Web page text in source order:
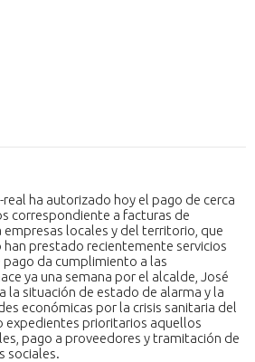
ha autorizado hoy el pago de cerca
correspondiente a facturas de
locales y del territorio, que
prestado recientemente servicios
da cumplimiento a las
ya una semana por el alcalde, José
la situación de estado de alarma y la
económicas por la crisis sanitaria del
expedientes prioritarios aquellos
pago a proveedores y tramitación de
sociales.